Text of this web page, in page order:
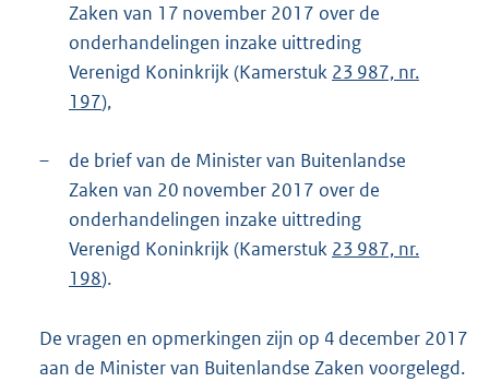
Zaken van 17 november 2017 over de
onderhandelingen inzake uittreding
Verenigd Koninkrijk (Kamerstuk 23 987, nr.
197),
–
de brief van de Minister van Buitenlandse
Zaken van 20 november 2017 over de
onderhandelingen inzake uittreding
Verenigd Koninkrijk (Kamerstuk 23 987, nr.
198).
De vragen en opmerkingen zijn op 4 december 2017
aan de Minister van Buitenlandse Zaken voorgelegd.